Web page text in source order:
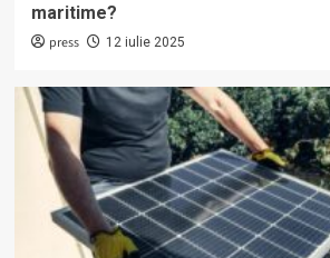
maritime?
press 12 iulie 2025